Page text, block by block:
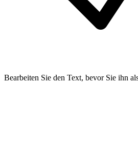
Bearbeiten Sie den Text, bevor Sie ihn